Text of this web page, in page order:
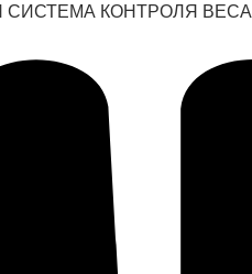
КОНТРОЛЯ ВЕСА